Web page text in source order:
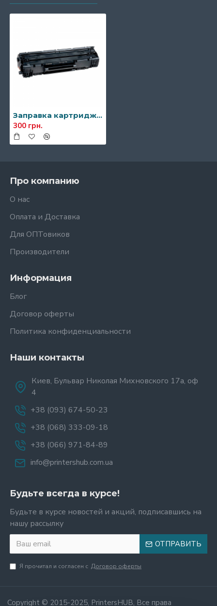
Заправка картриджа Canon 728
300 грн.
Про компанию
О нас
Оплата и Доставка
Для ОПТовиков
Производители
Информация
Блог
Договор оферты
Политика конфиденциальности
Наши контакты
Киев, Бульвар Николая Михновского 17а, оф
4
+38 (093) 674-50-23
+38 (068) 333-09-18
+38 (066) 971-84-89
info@printershub.com.ua
Будьте всегда в курсе!
Будьте в курсе новостей и акций, подписавшись на
нашу рассылку
ОТПРАВИТЬ
Я прочитал и согласен с Договор оферты
Copyright © 2015-2025, PrintersHUB, Все права